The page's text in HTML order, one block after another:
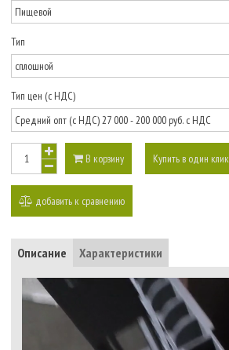
Тип
Тип цен (с НДС)
В корзину Купить в один клик
добавить к сравнению
Описание Характеристики